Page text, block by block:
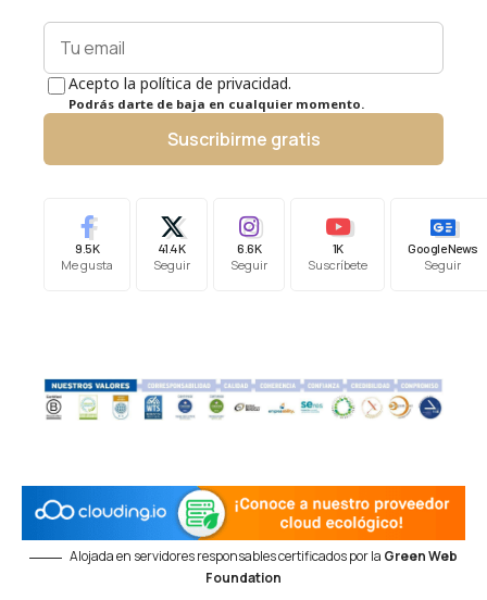
Acepto la política de privacidad.
Podrás darte de baja en cualquier momento.
Suscribirme gratis
9.5K
Me gusta
41.4K
Seguir
6.6K
Seguir
1K
Suscríbete
Google News
Seguir
Alojada en servidores responsables certificados por la Green Web
Foundation